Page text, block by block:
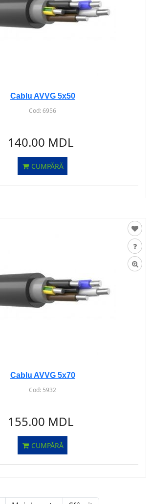
Cablu AVVG 5х50
Cod:6956
140.00 MDL
CUMPĂRĂ
Cablu AVVG 5х70
Cod: 5932
155.00 MDL
CUMPĂRĂ